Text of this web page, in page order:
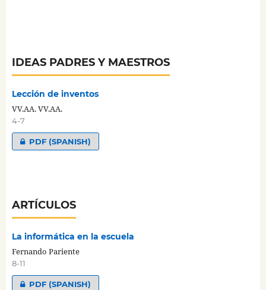
IDEAS PADRES Y MAESTROS
Lección de inventos
VV.AA. VV.AA.
4-7
PDF (SPANISH)
ARTÍCULOS
La informática en la escuela
Fernando Pariente
8-11
PDF (SPANISH)